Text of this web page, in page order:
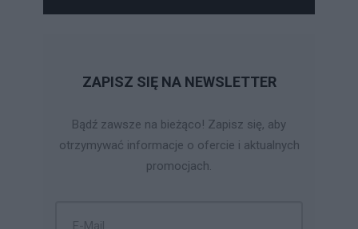
ZAPISZ SIĘ NA NEWSLETTER
Bądź zawsze na bieżąco! Zapisz się, aby
otrzymywać informacje o ofercie i aktualnych
promocjach.